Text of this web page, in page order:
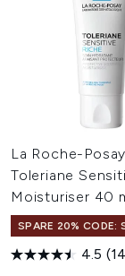
La Roche-Posay
Toleriane
Moisturiser 40
SPARE 20% CODE:
4.5